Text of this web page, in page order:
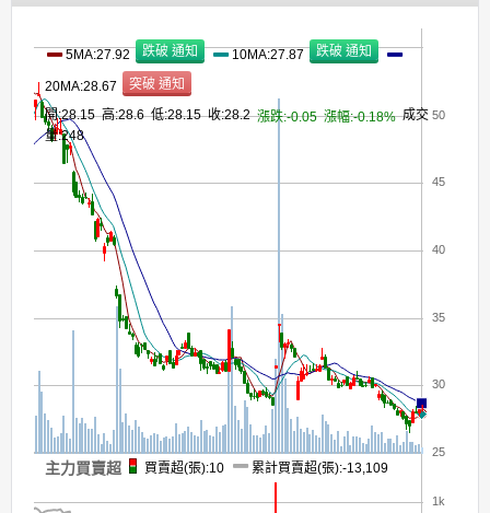
25
30
35
40
45
50
1k
5MA:27.92 10MA:27.87
20MA:28.67
開:28.15 高:28.6 低:28.15 收:28.2漲跌:-0.05 漲幅:-0.18%成交
量:248
主力買賣超 買賣超(張):10 累計買賣超(張):-13,109